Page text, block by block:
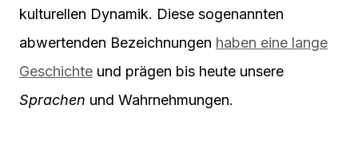
kulturellen Dynamik. Diese sogenannten
abwertenden Bezeichnungen haben eine lange
Geschichte und prägen bis heute unsere
Sprachen und Wahrnehmungen.